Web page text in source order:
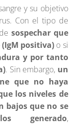
y su objetivo
Con el tipo de
sospechar que
positiva) o si
y por tanto
. Sin embargo, un
que no haya
los niveles de
bajos que no se
generado,